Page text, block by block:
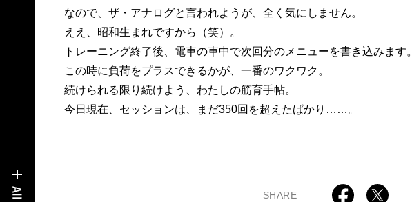
なので、ザ・アナログと言われようが、全く気にしません。
ええ、昭和生まれですから（笑）。
トレーニング終了後、電車の車中で次回分のメニューを書き込みます。
この時に負荷をプラスできるかが、一番のワクワク。
続けられる限り続けよう、わたしの筋育手帖。
今日現在、セッションは、まだ350回を超えたばかり……。
SHARE